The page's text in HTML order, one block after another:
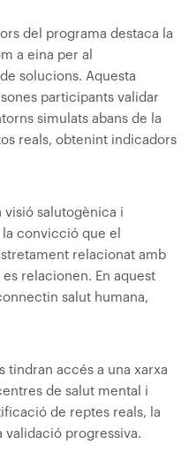
del programa destaca la
a eina per al
solucions. Aquesta
participants validar
simulats abans de la
reals, obtenint indicadors
visió salutogènica i
convicció que el
relacionat amb
relacionen. En aquest
salut humana,
tindran accés a una xarxa
de salut mental i
de reptes reals, la
validació progressiva.